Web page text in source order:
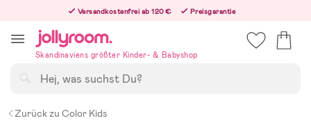
innehållet
Versandkostenfrei ab 120 €
Preisgarantie
Bestellungen, die nach 12:00 Uhr eingehen, werden am nächsten Werktag versandt!
Skandinaviens größter Kinder- & Babyshop
Zurück zu Color Kids